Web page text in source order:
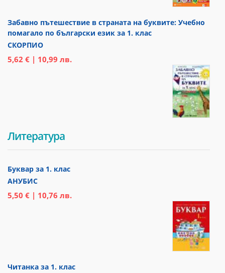
Забавно пътешествие в страната на буквите: Учебно
помагало по български език за 1. клас
СКОРПИО
5,62 € | 10,99 лв.
Литература
Буквар за 1. клас
АНУБИС
5,50 € | 10,76 лв.
Читанка за 1. клас